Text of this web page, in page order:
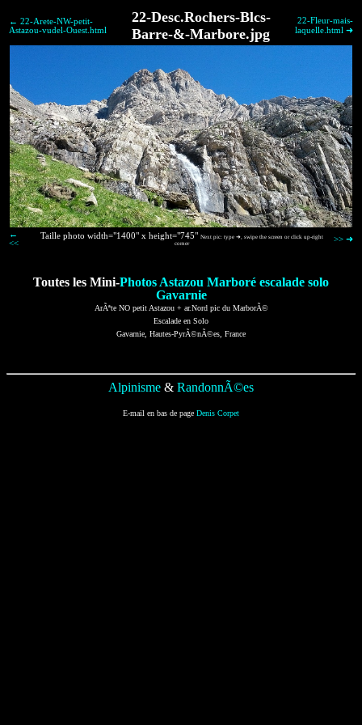
← 22-Arete-NW-petit-
Astazou-vudel-Ouest.html
22-Desc.Rochers-Blcs-
Barre-&-Marbore.jpg
22-Fleur-mais-
laquelle.html ➜
←
<<
Taille photo width="1400" x height="745" Next pic: type ➜, swipe the screen or click up-right
corner
>> ➜
Toutes les Mini-Photos Astazou Marboré escalade solo
Gavarnie
ArÃªte NO petit Astazou + ar.Nord pic du MarborÃ©
Escalade en Solo
Gavarnie, Hautes-PyrÃ©nÃ©es, France
Alpinisme & RandonnÃ©es
E-mail en bas de page Denis Corpet